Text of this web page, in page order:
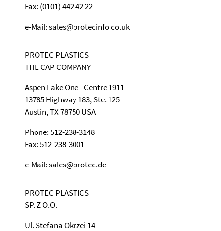
Fax: (0101) 442 42 22
e-Mail: sales@protecinfo.co.uk
PROTEC PLASTICS
THE CAP COMPANY
Aspen Lake One - Centre 1911
13785 Highway 183, Ste. 125
Austin, TX 78750 USA
Phone: 512-238-3148
Fax: 512-238-3001
e-Mail: sales@protec.de
PROTEC PLASTICS
SP. Z O.O.
Ul. Stefana Okrzei 14